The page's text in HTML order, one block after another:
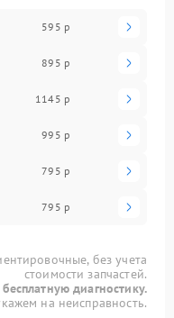
595 р
895 р
1145 р
995 р
795 р
795 р
без учета
стоимости запчастей.
диагностику.
на неисправность.